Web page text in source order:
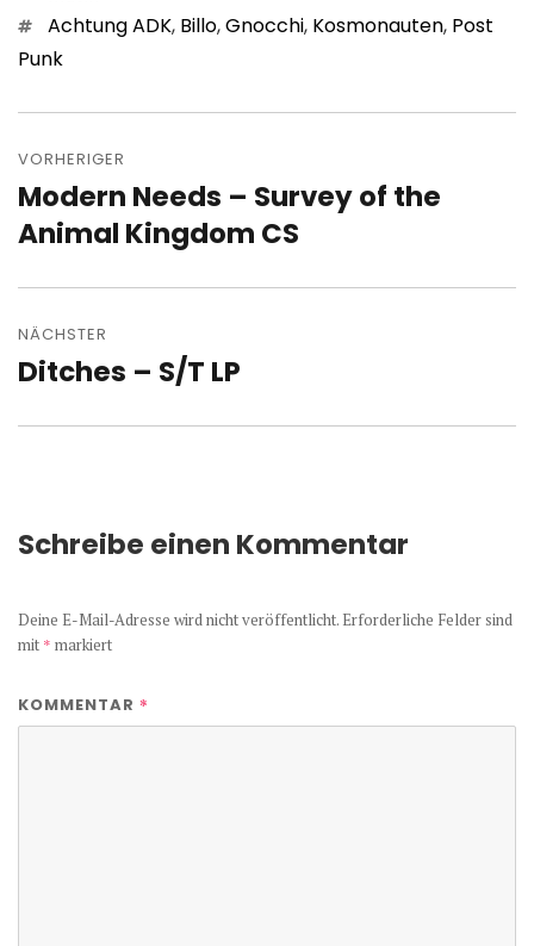
Schlagwörter
Achtung ADK, Billo,Gnocchi, Kosmonauten, Post
Punk
VORHERIGER
Vorheriger
Beitrag:
Modern Needs – Survey of the
Animal Kingdom CS
NÄCHSTER
Nächster
Ditches – S/T LP
Schreibe einen Kommentar
Deine E-Mail-Adresse wird nicht veröffentlicht. Erforderliche Felder sind
mit * markiert
KOMMENTAR *